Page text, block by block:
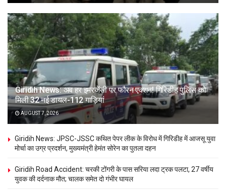
Giridih News: अब हर इमरजेंसी पर फौरन एक्शन! गिरिडीह पुलिस को
मिली 32 नई डायल-112 गाड़ियां
AUGUST 7, 2026
Giridih News: JPSC-JSSC कथित पेपर लीक के विरोध में गिरिडीह में आजसू युवा
मोर्चा का उग्र प्रदर्शन, मुख्यमंत्री हेमंत सोरेन का पुतला दहन
Giridih Road Accident: चरकी टोंगरी के पास सरिया लदा ट्रक पलटा, 27 वर्षीय
युवक की दर्दनाक मौत; चालक समेत दो गंभीर घायल